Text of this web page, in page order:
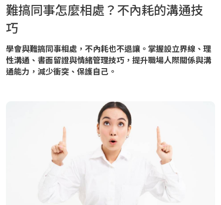
難搞同事怎麼相處？不內耗的溝通技
巧
學會與難搞同事相處，不內耗也不退讓。掌握設立界線、理
性溝通、書面留證與情緒管理技巧，提升職場人際關係與溝
通能力，減少衝突、保護自己。